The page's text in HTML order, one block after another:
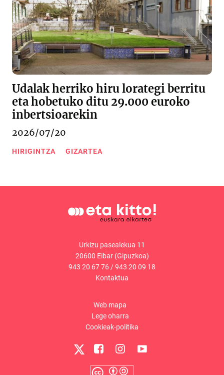
Udalak herriko hiru lorategi berritu
eta hobetuko ditu 29.000 euroko
inbertsioarekin
2026/07/20
HIRIGINTZA GIZARTEA
Urkizu pasealekua 11
20600 Eibar (Gipuzkoa)
943 20 67 76 /943 20 09 18
Kontaktua
Web mapa
Lege oharra
Cookieak-politika